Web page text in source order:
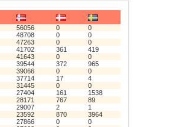
56056 0
0
48708 0
0
47263 0
0
41702 361
419
41643 0
0
39544 372
965
39066 0
0
37714 17
4
31445 0
0
27404 161
1538
28171 767
89
29007 2
1
23592 870
3964
27866 0
0